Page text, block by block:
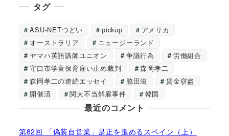
タグ
ASU-NETつどい pickup
アメリカ
オーストラリア
ニュージーランド
ヤマハ英語講師ユニオン
争議行為
労働組合
守口市学童保育雇い止め裁判
森岡孝二
森岡孝二の連続エッセイ
脇田滋
賃金窃盗
開催済
関大不当解雇事件 韓国
最近のコメント
第82回 「偽装自営業」是正を進めるスペイン（上）